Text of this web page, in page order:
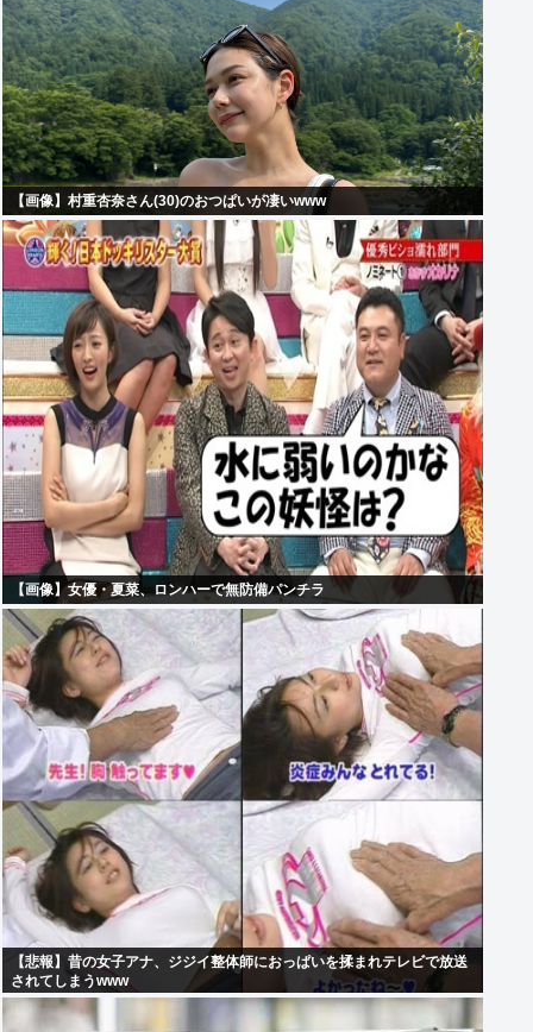
【画像】村重杏奈さん(30)のおつぱいが凄いwww
【画像】女優・夏菜、ロンハーで無防備パンチラ
【悲報】昔の女子アナ、ジジイ整体師におっぱいを揉まれテレビで放送
されてしまうwww